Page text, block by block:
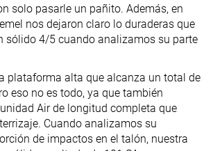
solo pasarle un pañito. Además, en
nos dejaron claro lo duraderas que
sólido 4/5 cuando analizamos su parte
plataforma alta que alcanza un total de
eso no es todo, ya que también
Air de longitud completa que
Cuando analizamos su
de impactos en el talón, nuestra